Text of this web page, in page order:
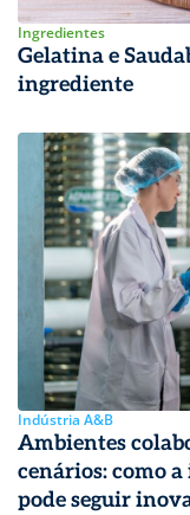
Ingredientes
Gelatina e
ingrediente
Indústria A&B
Ambientes
cenários: como
pode seguir